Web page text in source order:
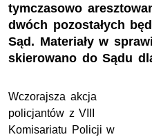
tymczasowo
dwóch pozostałych
Sąd. Materiały w
skierowano do Sądu
Wczorajsza akcja
policjantów z VIII
Komisariatu Policji w